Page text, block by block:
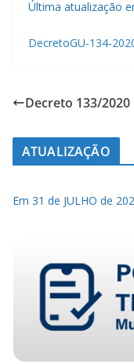
Última atualização
DecretoGU-134-
Decreto 133/2020
ATUALIZAÇÃO
Em 31 de JULHO de